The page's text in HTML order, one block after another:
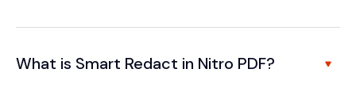
What is Smart Redact in Nitro PDF?